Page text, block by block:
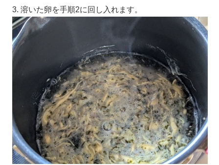
3. 溶いた卵を手順2に回し入れます。